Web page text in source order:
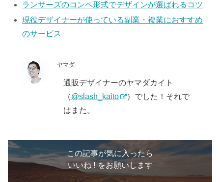
ランサーズのコンペ形式でデザインが選ばれるコツ
現役デザイナーが使っている副業・複業におすすめ
のサービス
ヤマダ
通販デザイナーのヤマダカイト
（@slash_kaito
）でした！それで
はまた。
この記事が気に入ったら
いいね ! をお願いします